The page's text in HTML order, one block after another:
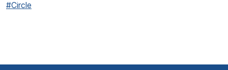
#Circle